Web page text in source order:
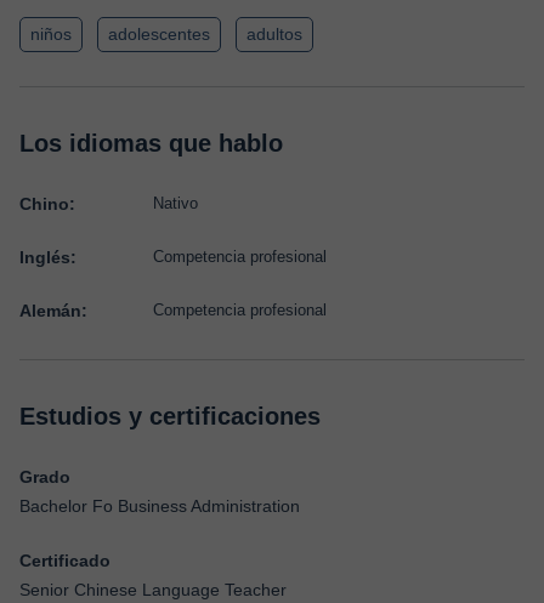
niños adolescentes adultos
Los idiomas que hablo
Chino: Nativo
Inglés: Competencia profesional
Alemán: Competencia profesional
Estudios y certificaciones
Grado
Bachelor Fo Business Administration
Certificado
Senior Chinese Language Teacher